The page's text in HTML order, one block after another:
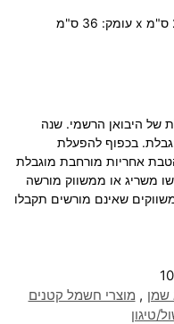
של היבואן הרשמי. שנה
בכפוף להפעלת
אחריות מורחבת מוגבלת
משריג או ממשווק מורשה
שאינם מורשים תקבלו
שמן , מוצרי חשמל קטנים
טיגון